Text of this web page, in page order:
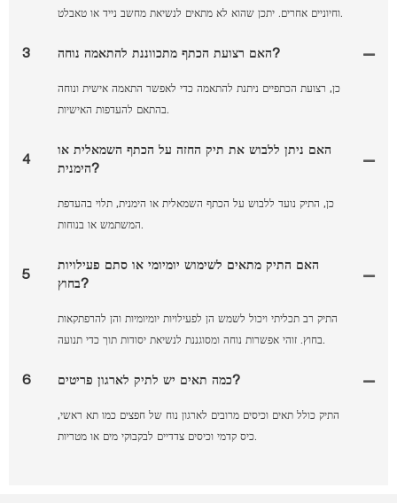
וחיוניים אחרים. יתכן שהוא לא מתאים לנשיאת מחשב נייד או טאבלט.
3 האם רצועת הכתף מתכווננת להתאמה נוחה?
כן, רצועת הכתפיים ניתנת להתאמה כדי לאפשר התאמה אישית ונוחה
בהתאם להעדפות האישיות.
4
האם ניתן ללבוש את תיק החזה על הכתף השמאלית או
הימנית?
כן, התיק נועד ללבוש על הכתף השמאלית או הימנית, תלוי בהעדפת
המשתמש או בנוחות.
5
האם התיק מתאים לשימוש יומיומי או סתם פעילויות
בחוץ?
התיק רב תכליתי ויכול לשמש הן לפעילויות יומיומיות והן להרפתקאות
בחוץ. זוהי אפשרות נוחה ומסוגננת לנשיאת יסודות תוך כדי תנועה.
6 כמה תאים יש לתיק לארגון פריטים?
התיק כולל תאים וכיסים מרובים לארגון נוח של חפצים כמו תא ראשי,
כיס קדמי וכיסים צדדיים לבקבוקי מים או מטריות.